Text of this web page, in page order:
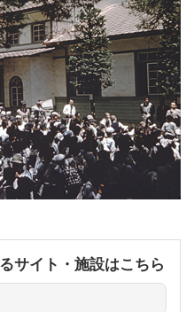
サイト・施設はこちら